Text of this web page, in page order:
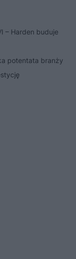
– Harden buduje
potentata branży